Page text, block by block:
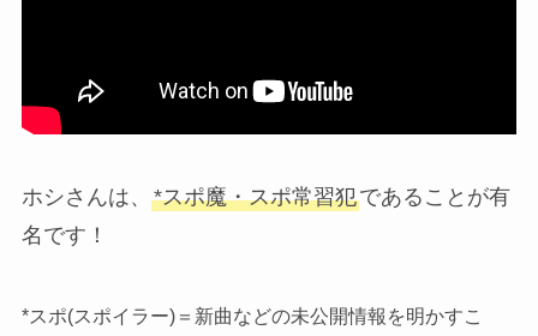
ホシさんは、 *スポ魔・スポ常習犯であることが有
名です！
*スポ(スポイラー)＝新曲などの未公開情報を明かすこ